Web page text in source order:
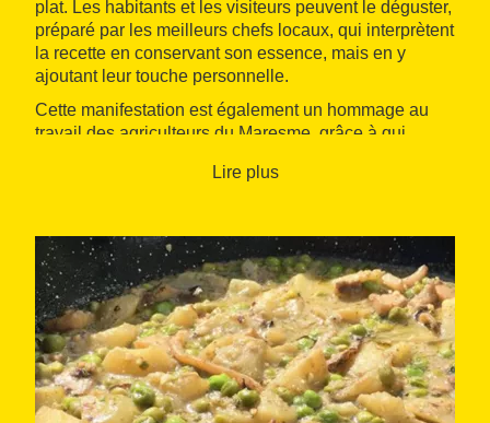
plat. Les habitants et les visiteurs peuvent le déguster,
préparé par les meilleurs chefs locaux, qui interprètent
la recette en conservant son essence, mais en y
ajoutant leur touche personnelle.
Cette manifestation est également un hommage au
travail des agriculteurs du Maresme, grâce à qui
et de la pomme de terre de Mataró, deux produits
l’identité culinaire de la région.
Existant depuis plus de 25 ans, ce plat a été créé en
1997 par la Guilde de l’hôtellerie et du tourisme de
Mataró et du Maresme, qui cherchait une recette
représentative combinant des produits locaux. Depuis,
ces journées sont devenues un rendez-vous
incontournable pour les amateurs de cuisine
traditionnelle et de produits de saison.
Lire plus